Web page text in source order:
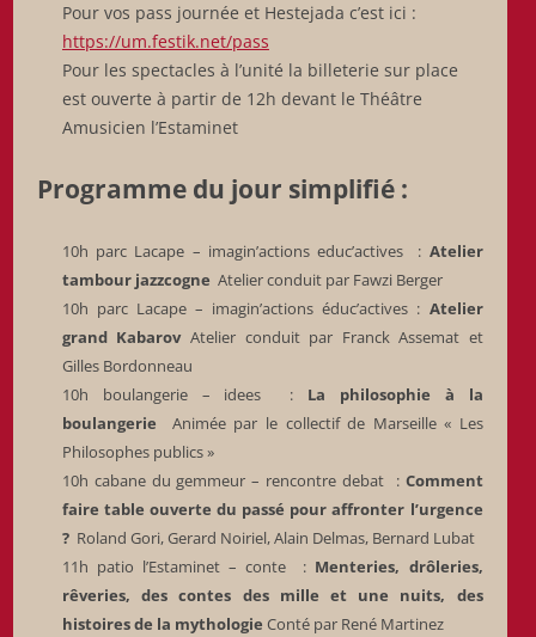
Pour vos pass journée et Hestejada c’est ici :
https://um.festik.net/pass
Pour les spectacles à l’unité la billeterie sur place
est ouverte à partir de 12h devant le Théâtre
Amusicien l’Estaminet
Programme du jour simplifié :
10h parc Lacape – imagin’actions educ’actives : Atelier
tambour jazzcogne Atelier conduit par Fawzi Berger
10h parc Lacape – imagin’actions éduc’actives : Atelier
grand Kabarov Atelier conduit par Franck Assemat et
Gilles Bordonneau
10h boulangerie – idees : La philosophie à la
boulangerie Animée par le collectif de Marseille « Les
Philosophes publics »
10h cabane du gemmeur – rencontre debat : Comment
faire table ouverte du passé pour affronter l’urgence
? Roland Gori, Gerard Noiriel, Alain Delmas, Bernard Lubat
11h patio l’Estaminet – conte : Menteries, drôleries,
rêveries, des contes des mille et une nuits, des
histoires de la mythologie Conté par René Martinez